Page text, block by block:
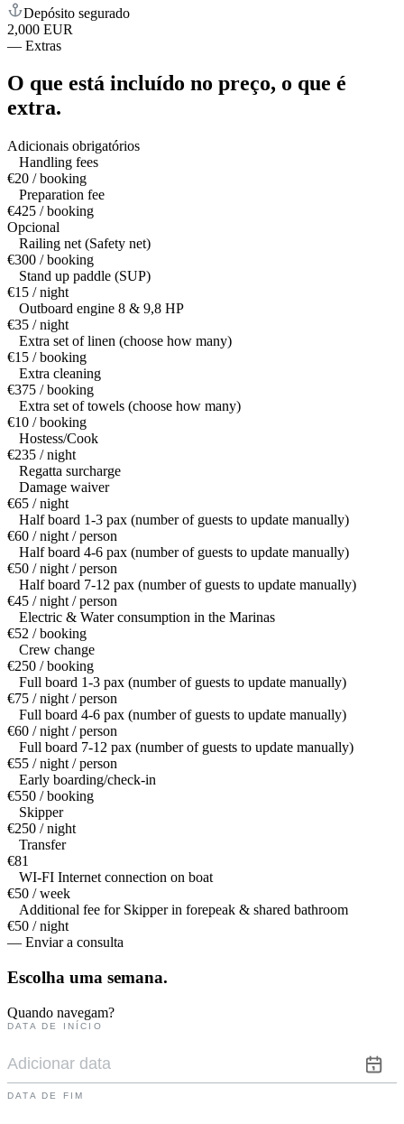
Depósito segurado
2,000 EUR
— Extras
O que está incluído no preço, o que é
extra.
Adicionais obrigatórios
Handling fees
€20 / booking
Preparation fee
€425 / booking
Opcional
Railing net (Safety net)
€300 / booking
Stand up paddle (SUP)
€15 / night
Outboard engine 8 & 9,8 HP
€35 / night
Extra set of linen (choose how many)
€15 / booking
Extra cleaning
€375 / booking
Extra set of towels (choose how many)
€10 / booking
Hostess/Cook
€235 / night
Regatta surcharge
Damage waiver
€65 / night
Half board 1-3 pax (number of guests to update manually)
€60 / night / person
Half board 4-6 pax (number of guests to update manually)
€50 / night / person
Half board 7-12 pax (number of guests to update manually)
€45 / night / person
Electric & Water consumption in the Marinas
€52 / booking
Crew change
€250 / booking
Full board 1-3 pax (number of guests to update manually)
€75 / night / person
Full board 4-6 pax (number of guests to update manually)
€60 / night / person
Full board 7-12 pax (number of guests to update manually)
€55 / night / person
Early boarding/check-in
€550 / booking
Skipper
€250 / night
Transfer
€81
WI-FI Internet connection on boat
€50 / week
Additional fee for Skipper in forepeak & shared bathroom
€50 / night
— Enviar a consulta
Escolha uma semana.
Quando navegam?
DATA DE INÍCIO
DATA DE FIM